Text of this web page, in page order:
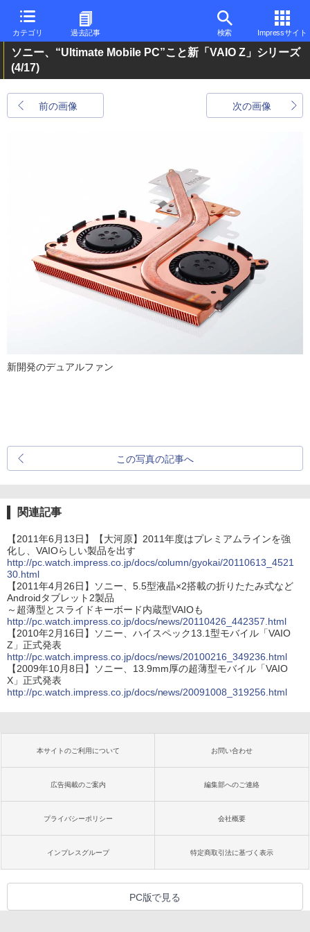
カテゴリ 過去記事 検索 Impressサイト
ソニー、“Ultimate Mobile PC”こと新「VAIO Z」シリーズ
(4/17)
前の画像 次の画像
新開発のデュアルファン
この写真の記事へ
関連記事
【2011年6月13日】【大河原】2011年度はプレミアムラインを強
化し、VAIOらしい製品を出す
http://pc.watch.impress.co.jp/docs/column/gyokai/20110613_4521
30.html
【2011年4月26日】ソニー、5.5型液晶×2搭載の折りたたみ式など
Androidタブレット2製品
～超薄型とスライドキーボード内蔵型VAIOも
http://pc.watch.impress.co.jp/docs/news/20110426_442357.html
【2010年2月16日】ソニー、ハイスペック13.1型モバイル「VAIO
Z」正式発表
http://pc.watch.impress.co.jp/docs/news/20100216_349236.html
【2009年10月8日】ソニー、13.9mm厚の超薄型モバイル「VAIO
X」正式発表
http://pc.watch.impress.co.jp/docs/news/20091008_319256.html
本サイトのご利用について お問い合わせ
広告掲載のご案内 編集部へのご連絡
プライバシーポリシー 会社概要
インプレスグループ 特定商取引法に基づく表示
PC版で見る